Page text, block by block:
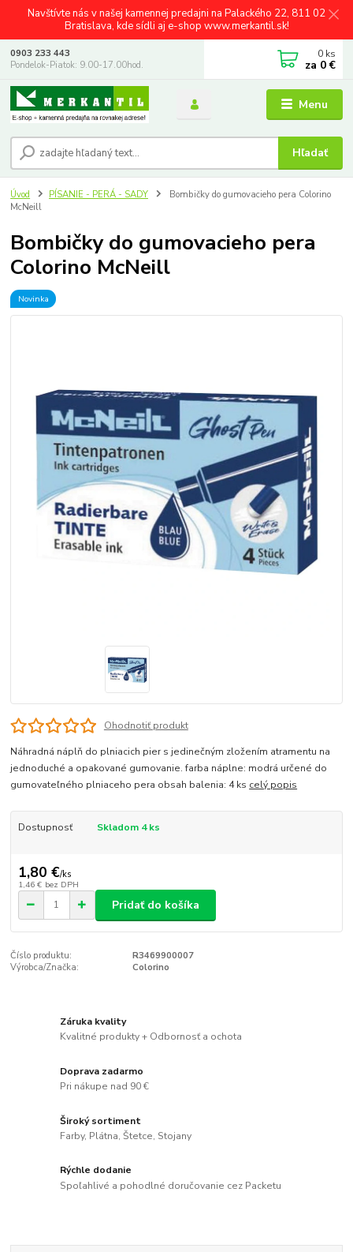
Navštívte nás v našej kamennej predajni na Palackého 22, 811 02
Bratislava, kde sídli aj e-shop www.merkantil.sk!
Menu
Hľadať
0903 233 443
Pondelok-Piatok: 9.00-17.00hod.
0 ks
za 0 €
Úvod PÍSANIE - PERÁ - SADY
Bombičky do gumovacieho pera Colorino
McNeill
Bombičky do gumovacieho pera
Colorino McNeill
Novinka
Ohodnotiť produkt
Náhradná náplň do plniacich pier s jedinečným zložením atramentu na
jednoduché a opakované gumovanie. farba náplne: modrá určené do
gumovateľného plniaceho pera obsah balenia: 4 ks celý popis
Dostupnosť Skladom 4 ks
1,80 €/ks
1,46 € bez DPH
Pridať do košíka
Číslo produktu:
R3469900007
Výrobca/Značka:
Colorino
Záruka kvality
Kvalitné produkty + Odbornosť a ochota
Doprava zadarmo
Pri nákupe nad 90 €
Široký sortiment
Farby, Plátna, Štetce, Stojany
Rýchle dodanie
Spoľahlivé a pohodlné doručovanie cez Packetu